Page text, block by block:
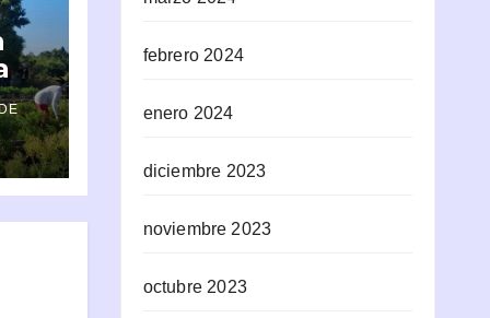
febrero 2024
enero 2024
diciembre 2023
noviembre 2023
octubre 2023